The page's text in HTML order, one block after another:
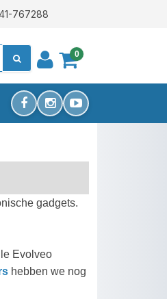
767288
0
gadgets.
Evolveo
hebben we nog